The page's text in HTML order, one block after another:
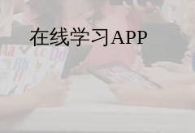
在线学习APP
在线学习APP